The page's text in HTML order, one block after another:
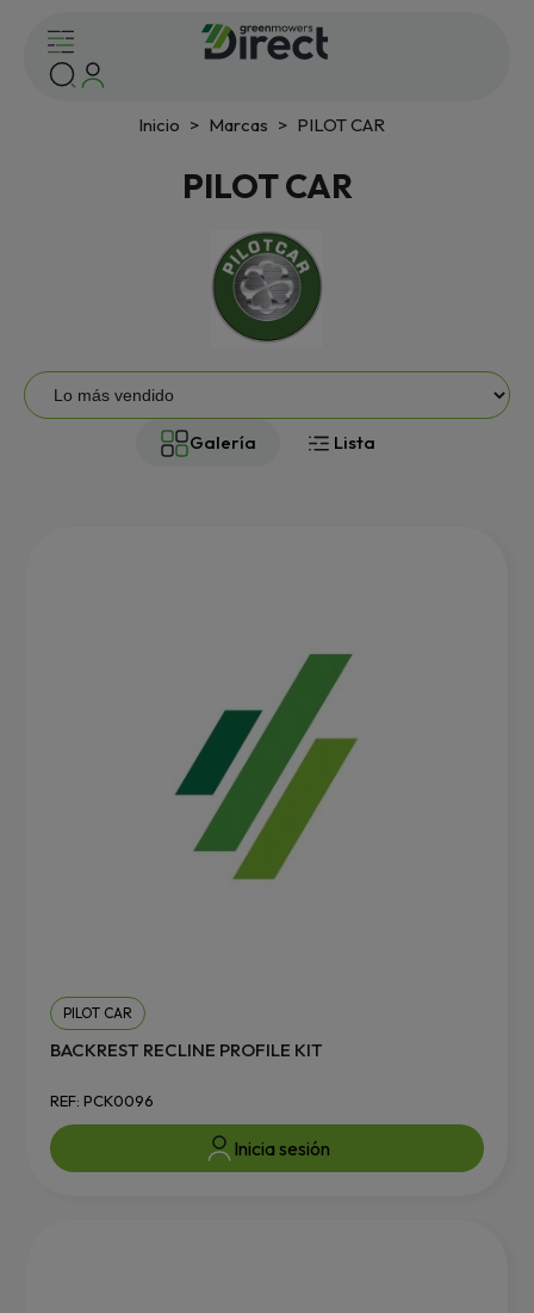
Inicio Marcas PILOT CAR
PILOT CAR
Galería Lista
PILOT CAR
BACKREST RECLINE PROFILE KIT
REF: PCK0096
Inicia sesión